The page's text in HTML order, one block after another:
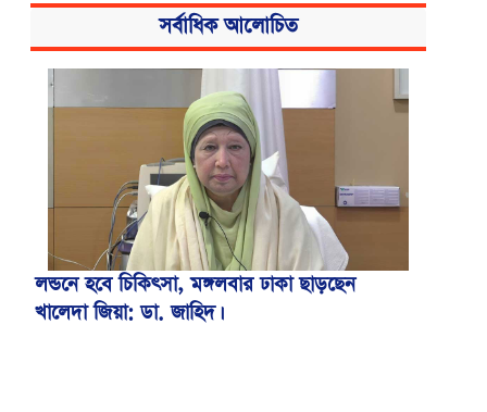
বিএসএমএমইউয়ের নতুন নাম বাংলাদেশ
মেডিকেল বিশ্ববিদ্যালয়
সর্বাধিক আলোচিত
লন্ডনে হবে চিকিৎসা, মঙ্গলবার ঢাকা ছাড়ছেন
খালেদা জিয়া: ডা. জাহিদ।